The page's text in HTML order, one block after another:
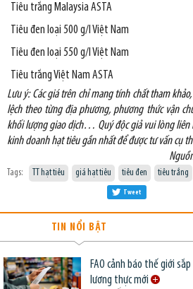
Tiêu trắng Malaysia ASTA
Tiêu đen loại 500 g/l Việt Nam
Tiêu đen loại 550 g/l Việt Nam
Tiêu trắng Việt Nam ASTA
Lưu ý: Các giá trên chỉ mang tính chất tham
lệch theo từng địa phương, phương thức vận
khối lượng giao dịch… Quý độc giả vui lòng liên
kinh doanh hạt tiêu gần nhất để được tư vấn cụ
Tags: TT hạt tiêu giá hạt tiêu tiêu đen tiêu trắng
Tweet
TIN NỔI BẬT
FAO cảnh báo thế giới
lương thực mới